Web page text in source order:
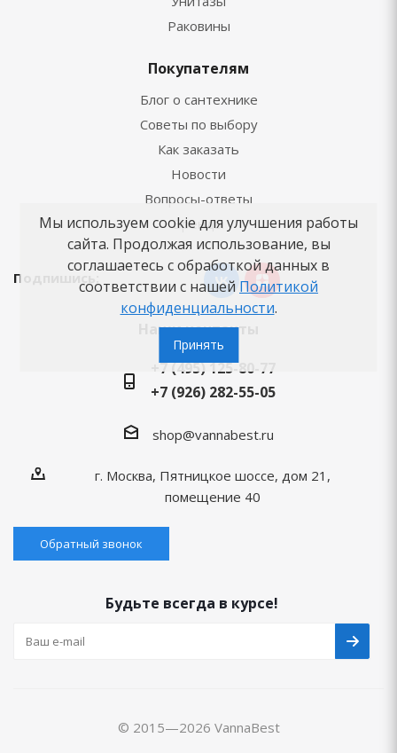
Раковины
Покупателям
Блог о сантехнике
Советы по выбору
Как заказать
Новости
Вопросы-ответы
Бренды
Подпишись:
Наши контакты
+7 (495) 125-80-77
+7 (926) 282-55-05
shop@vannabest.ru
г. Москва, Пятницкое шоссе, дом 21,
помещение 40
Обратный звонок
Будьте всегда в курсе!
© 2015—2026 VannaBest
Мы используем cookie для улучшения работы
сайта. Продолжая использование, вы
соглашаетесь с обработкой данных в
соответствии с нашей Политикой
конфиденциальности.
Принять